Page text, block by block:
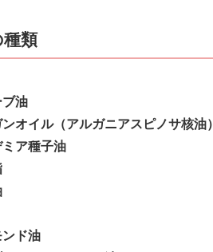
類
油
オイル（アルガニアスピノサ核油）
ア種子油
ド油